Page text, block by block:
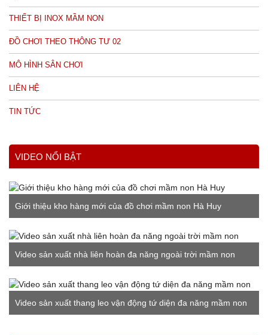
THIẾT BỊ INOX MẦM NON
ĐỒ CHƠI THEO THÔNG TƯ 02
MÔ HÌNH SÂN CHƠI
LIÊN HỆ
TIN TỨC
VIDEO NỔI BẬT
Giới thiệu kho hàng mới của đồ chơi mầm non Hà Huy
Video sản xuất nhà liên hoàn đa năng ngoài trời mầm non
Video sản xuất thang leo vận động tứ diện đa năng mầm non